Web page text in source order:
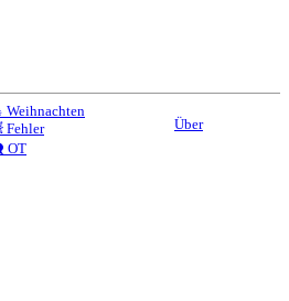
Weihnachten
Fehler
OT
Über